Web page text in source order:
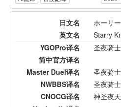
日文名
ホーリ
英文名
Starry
YGOPro译名
圣夜骑
简中官方译名
Master Duel译名
圣夜骑
NWBBS译名
圣夜骑
CNOCG译名
神圣夜